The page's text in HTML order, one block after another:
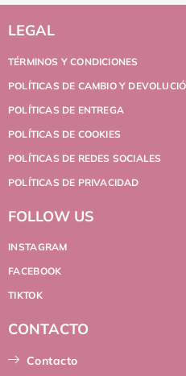
LEGAL
TÉRMINOS Y CONDICIONES
POLÍTICAS DE CAMBIO Y
POLÍTICAS DE ENTREGA
POLÍTICAS DE COOKIES
POLÍTICAS DE REDES SOCIALES
POLÍTICAS DE PRIVACIDAD
FOLLOW US
INSTAGRAM
FACEBOOK
TIKTOK
CONTACTO
Contacto